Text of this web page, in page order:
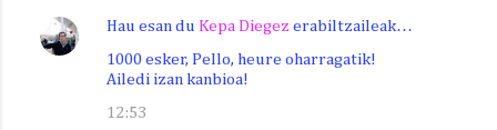
Hau esan du Kepa Diegez erabiltzaileak…
1000 esker, Pello, heure oharragatik!
Ailedi izan kanbioa!
12:53